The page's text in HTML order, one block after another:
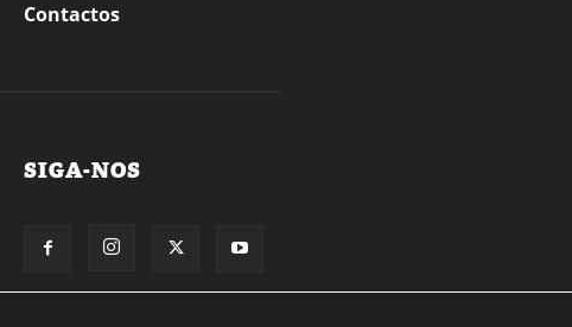
Contactos
SIGA-NOS